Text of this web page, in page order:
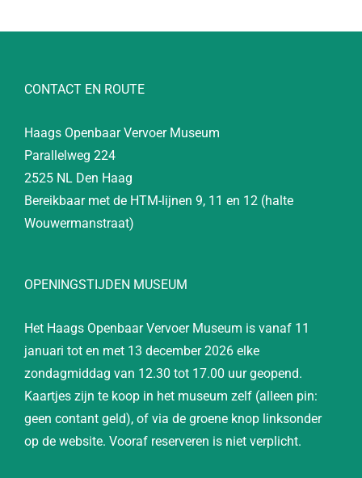
CONTACT EN ROUTE
Haags Openbaar Vervoer Museum
Parallelweg 224
2525 NL Den Haag
Bereikbaar met de HTM-lijnen 9, 11 en 12 (halte
Wouwermanstraat)
OPENINGSTIJDEN MUSEUM
Het Haags Openbaar Vervoer Museum is vanaf 11
januari tot en met 13 december 2026 elke
zondagmiddag van 12.30 tot 17.00 uur geopend.
Kaartjes zijn te koop in het museum zelf (alleen pin:
geen contant geld), of via de groene knop linksonder
op de website. Vooraf reserveren is niet verplicht.